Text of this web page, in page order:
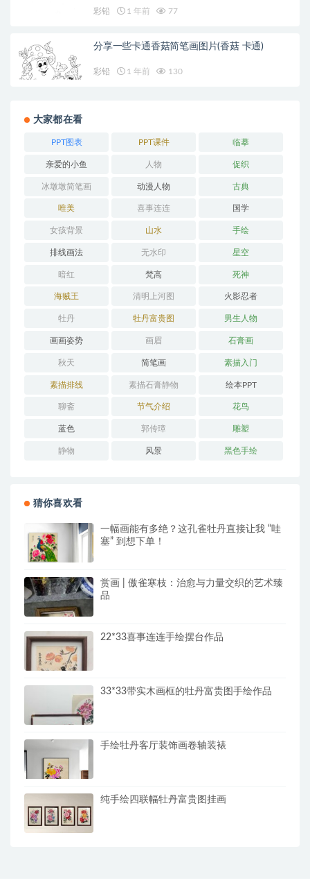
彩铅 1 年前 77
分享一些卡通香菇简笔画图片(香菇 卡通)
彩铅 1 年前 130
大家都在看
PPT图表 PPT课件 临摹
亲爱的小鱼 人物 促织
冰墩墩简笔画 动漫人物 古典
唯美 喜事连连 国学
女孩背景 山水 手绘
排线画法 无水印 星空
暗红 梵高 死神
海贼王 清明上河图 火影忍者
牡丹 牡丹富贵图 男生人物
画画姿势 画眉 石膏画
秋天 简笔画 素描入门
素描排线 素描石膏静物 绘本PPT
聊斋 节气介绍 花鸟
蓝色 郭传璋 雕塑
静物 风景 黑色手绘
猜你喜欢看
一幅画能有多绝？这孔雀牡丹直接让我 “哇
塞” 到想下单！
赏画 | 傲雀寒枝：治愈与力量交织的艺术臻
品
22*33喜事连连手绘摆台作品
33*33带实木画框的牡丹富贵图手绘作品
手绘牡丹客厅装饰画卷轴装裱
纯手绘四联幅牡丹富贵图挂画